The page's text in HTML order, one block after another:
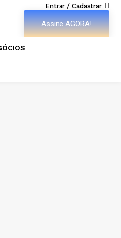
Entrar / Cadastrar
Assine AGORA!